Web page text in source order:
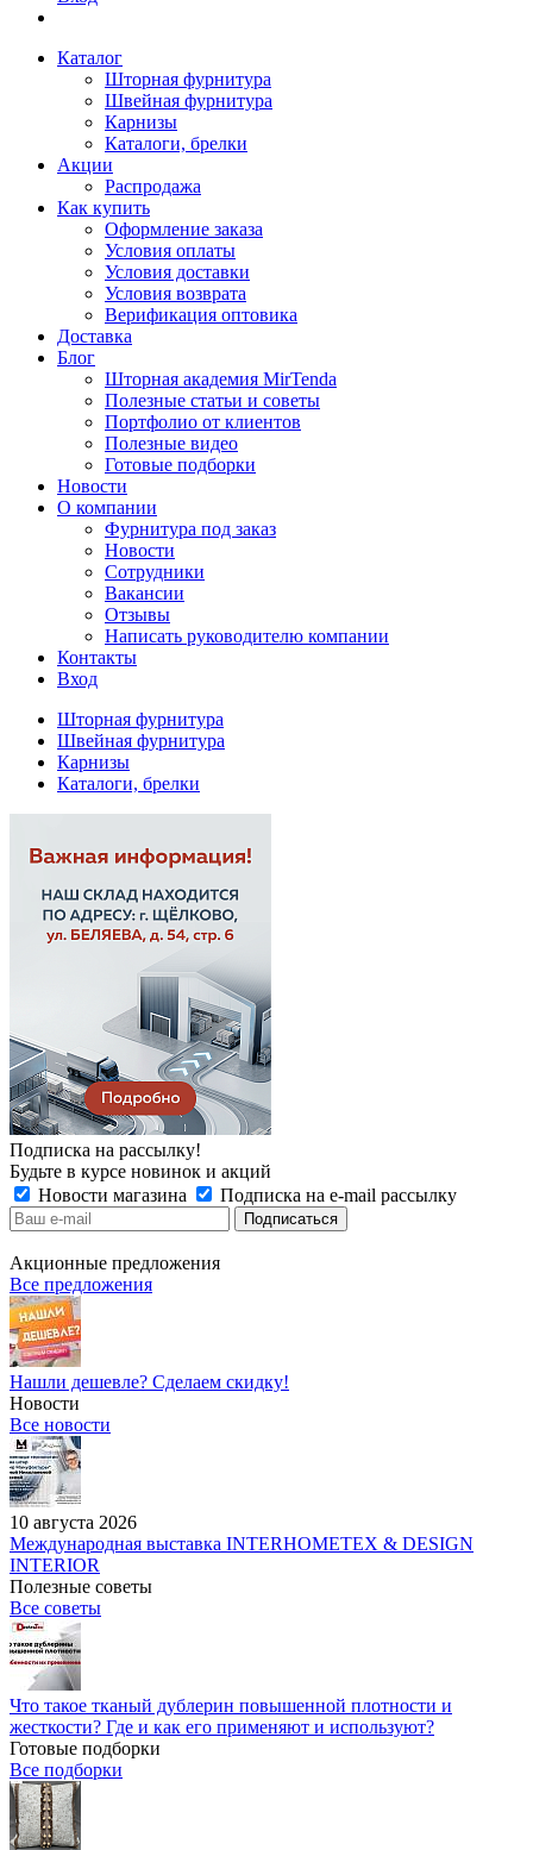
Каталог
Шторная фурнитура
Швейная фурнитура
Карнизы
Каталоги, брелки
Акции
Распродажа
Как купить
Оформление заказа
Условия оплаты
Условия доставки
Условия возврата
Верификация оптовика
Доставка
Блог
Шторная академия MirTenda
Полезные статьи и советы
Портфолио от клиентов
Полезные видео
Готовые подборки
Новости
О компании
Фурнитура под заказ
Новости
Сотрудники
Вакансии
Отзывы
Написать руководителю компании
Контакты
Вход
Шторная фурнитура
Швейная фурнитура
Карнизы
Каталоги, брелки
Подписка на рассылку!
Будьте в курсе новинок и акций
Новости магазина
Подписка на e-mail рассылку
Акционные предложения
Все предложения
Нашли дешевле? Сделаем скидку!
Новости
Все новости
10 августа 2026
Международная выставка INTERHOMETEX & DESIGN
INTERIOR
Полезные советы
Все советы
Что такое тканый дублерин повышенной плотности и
жесткости? Где и как его применяют и используют?
Готовые подборки
Все подборки